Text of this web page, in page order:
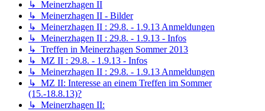
↳ Meinerzhagen II
↳ Meinerzhagen II - Bilder
↳ Meinerzhagen II : 29.8. - 1.9.13 Anmeldungen
↳ Meinerzhagen II : 29.8. - 1.9.13 - Infos
↳ Treffen in Meinerzhagen Sommer 2013
↳ MZ II : 29.8. - 1.9.13 - Infos
↳ Meinerzhagen II : 29.8. - 1.9.13 Anmeldungen
↳ MZ II: Interesse an einem Treffen im Sommer
(15.-18.8.13)?
↳ Meinerzhagen II: